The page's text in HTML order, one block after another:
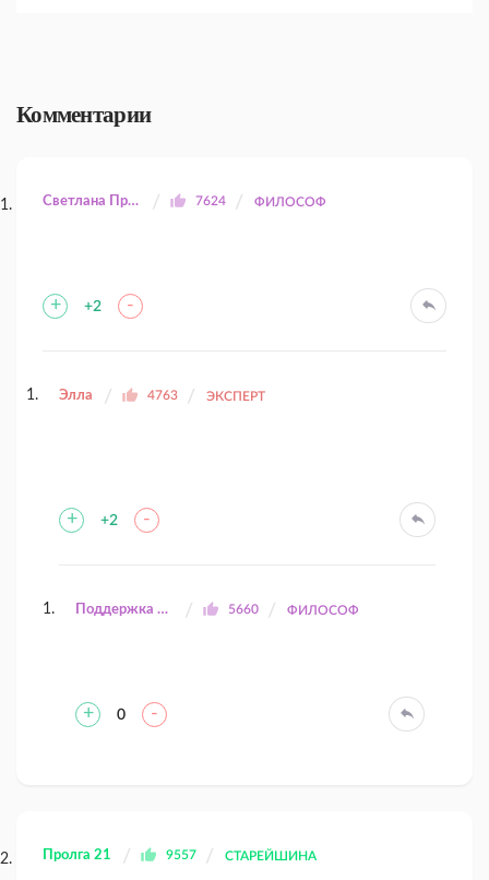
Комментарии
Светлана Прилуцкая 7624 ФИЛОСОФ
+ +2 -
Элла 4763 ЭКСПЕРТ
+ +2 -
Поддержка Lazarev.ru 5660 ФИЛОСОФ
+ 0 -
Пролга 21 9557 СТАРЕЙШИНА